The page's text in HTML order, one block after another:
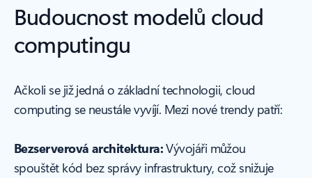
Budoucnost modelů cloud
computingu
Ačkoli se již jedná o základní technologii, cloud
computing se neustále vyvíjí. Mezi nové trendy patří:
Bezserverová architektura:Vývojáři můžou
spouštět kód bez správy infrastruktury, což snižuje